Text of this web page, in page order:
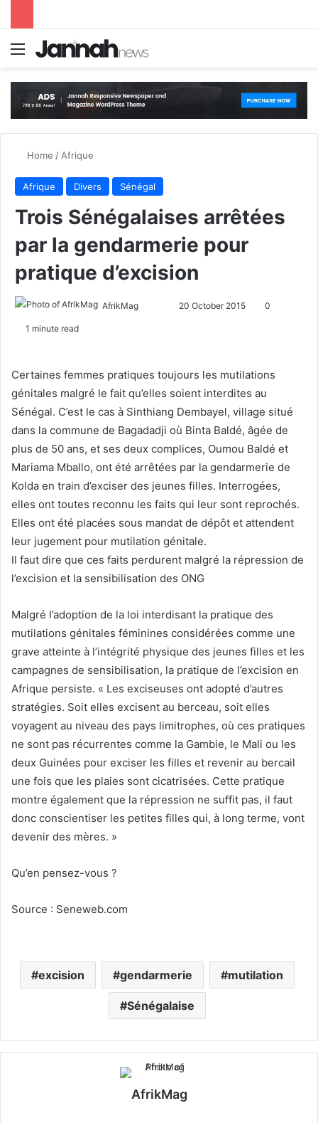
Menu
Home / Afrique
Afrique Divers Sénégal
Trois Sénégalaises arrêtées
par la gendarmerie pour
pratique d’excision
AfrikMag
o
w
o
a
n
e
m
20 October 2015 0
1 minute read
Certaines femmes pratiques toujours les mutilations
génitales malgré le fait qu’elles soient interdites au
Sénégal. C’est le cas à Sinthiang Dembayel, village situé
dans la commune de Bagadadji où Binta Baldé, âgée de
plus de 50 ans, et ses deux complices, Oumou Baldé et
Mariama Mballo, ont été arrêtées par la gendarmerie de
Kolda en train d’exciser des jeunes filles. Interrogées,
elles ont toutes reconnu les faits qui leur sont reprochés.
Elles ont été placées sous mandat de dépôt et attendent
leur jugement pour mutilation génitale.
Il faut dire que ces faits perdurent malgré la répression de
l’excision et la sensibilisation des ONG
Malgré l’adoption de la loi interdisant la pratique des
mutilations génitales féminines considérées comme une
grave atteinte à l’intégrité physique des jeunes filles et les
campagnes de sensibilisation, la pratique de l’excision en
Afrique persiste. « Les exciseuses ont adopté d’autres
stratégies. Soit elles excisent au berceau, soit elles
voyagent au niveau des pays limitrophes, où ces pratiques
ne sont pas récurrentes comme la Gambie, le Mali ou les
deux Guinées pour exciser les filles et revenir au bercail
une fois que les plaies sont cicatrisées. Cette pratique
montre également que la répression ne suffit pas, il faut
donc conscientiser les petites filles qui, à long terme, vont
devenir des mères. »
Qu’en pensez-vous ?
Source : Seneweb.com
excision gendarmerie mutilation
Sénégalaise
AfrikMag